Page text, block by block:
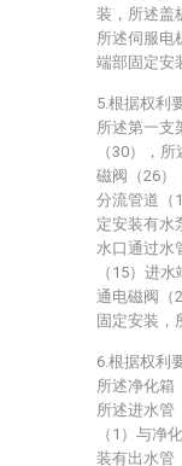
装，所述盖
所述伺服电
端部固定安
5.根据权利
所述第一支
（30），
磁阀（26）
分流管道（
定安装有水
水口通过水
（15）进
通电磁阀（
固定安装，
6.根据权利
所述净化箱
所述进水管
（1）与净
装有出水管